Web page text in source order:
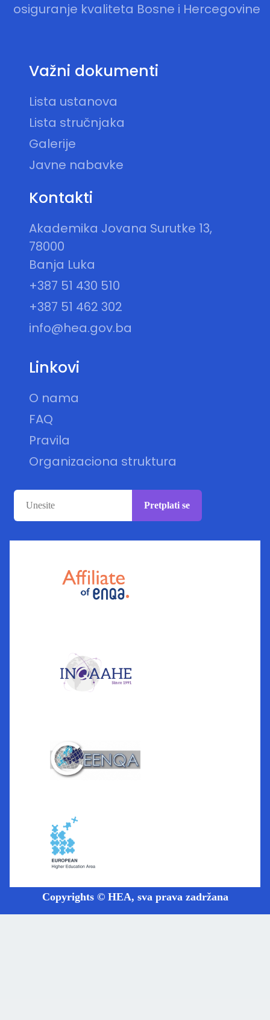
osiguranje kvaliteta Bosne i Hercegovine
Važni dokumenti
Lista ustanova
Lista stručnjaka
Galerije
Javne nabavke
Kontakti
Akademika Jovana Surutke 13,
78000
Banja Luka
+387 51 430 510
+387 51 462 302
info@hea.gov.ba
Linkovi
O nama
FAQ
Pravila
Organizaciona struktura
Pretplati se
Copyrights © HEA, sva prava zadržana